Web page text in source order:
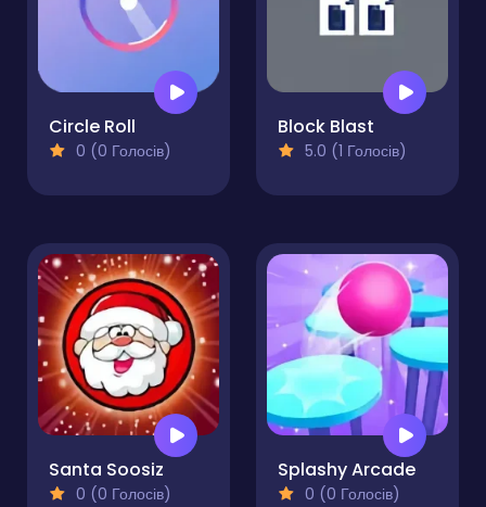
Circle Roll
0 (0 Голосів)
Block Blast
5.0 (1 Голосів)
Santa Soosiz
0 (0 Голосів)
Splashy Arcade
0 (0 Голосів)